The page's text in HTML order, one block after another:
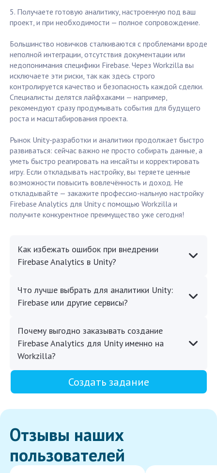
5. Получаете готовую аналитику, настроенную под ваш
проект, и при необходимости — полное сопровождение.
Большинство новичков сталкиваются с проблемами вроде
неполной интеграции, отсутствия документации или
недопонимания специфики Firebase. Через Workzilla вы
исключаете эти риски, так как здесь строго
контролируется качество и безопасность каждой сделки.
Специалисты делятся лайфхаками — например,
рекомендуют сразу продумывать события для будущего
роста и масштабирования проекта.
Рынок Unity-разработки и аналитики продолжает быстро
развиваться: сейчас важно не просто собирать данные, а
уметь быстро реагировать на инсайты и корректировать
игру. Если откладывать настройку, вы теряете ценные
возможности повысить вовлечённость и доход. Не
откладывайте — закажите профессио-нальную настройку
Firebase Analytics для Unity с помощью Workzilla и
получите конкурентное преимущество уже сегодня!
Как избежать ошибок при внедрении
Firebase Analytics в Unity?
Что лучше выбрать для аналитики Unity:
Firebase или другие сервисы?
Почему выгодно заказывать создание
Firebase Analytics для Unity именно на
Workzilla?
Создать задание
Отзывы наших
пользователей